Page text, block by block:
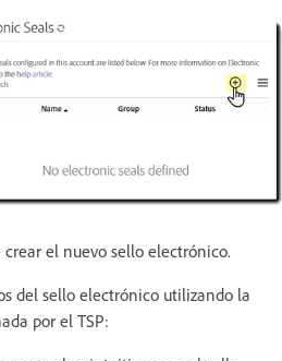
el nuevo sello electrónico.
del sello electrónico utilizando la
por el TSP: